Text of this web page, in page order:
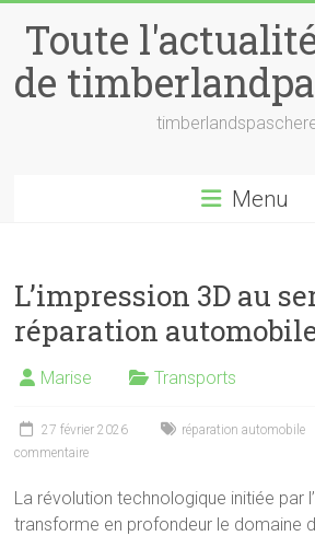
contentToute
de
Menu
L’impression 3D au
réparation
Marise Transports
27 février 2026 réparation automobile
commentaire
La révolution technologique initiée par
transforme en profondeur le domaine